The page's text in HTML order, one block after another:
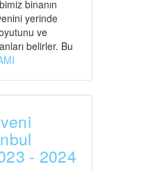
binanın
yerinde
ve
belirler. Bu
- 2024